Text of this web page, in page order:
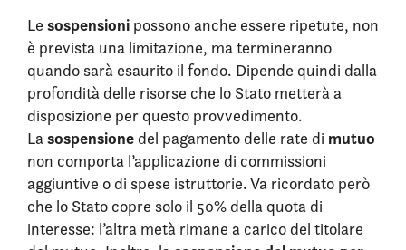
Le sospensioni possono anche essere ripetute, non
è prevista una limitazione, ma termineranno
quando sarà esaurito il fondo. Dipende quindi dalla
profondità delle risorse che lo Stato metterà a
disposizione per questo provvedimento.
Lasospensione del pagamento delle rate di mutuo
non comporta l’applicazione di commissioni
aggiuntive o di spese istruttorie. Va ricordato però
che lo Stato copre solo il 50% della quota di
interesse: l’altra metà rimane a carico del titolare